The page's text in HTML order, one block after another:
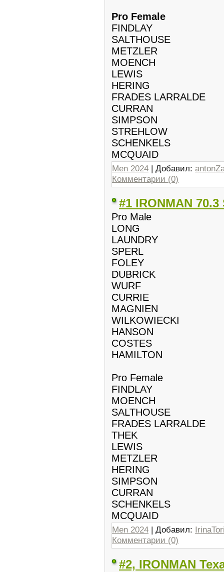
Pro Female
FINDLAY
SALTHOUSE
METZLER
MOENCH
LEWIS
HERING
FRADES LARRALDE
CURRAN
SIMPSON
STREHLOW
SCHENKELS
MCQUAID
Men 2024 | Добавил:
Комментарии (0)
#1 IRONMAN
Pro Male
LONG
LAUNDRY
SPERL
FOLEY
DUBRICK
WURF
CURRIE
MAGNIEN
WILKOWIECKI
HANSON
COSTES
HAMILTON
Pro Female
FINDLAY
MOENCH
SALTHOUSE
FRADES LARRALDE
THEK
LEWIS
METZLER
HERING
SIMPSON
CURRAN
SCHENKELS
MCQUAID
Men 2024 | Добавил:
Комментарии (0)
#2, IRONMAN